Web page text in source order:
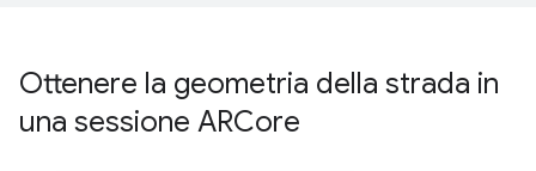
Ottenere la geometria della strada in
una sessione ARCore